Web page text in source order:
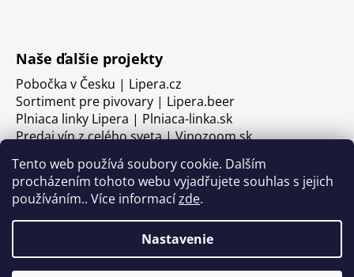
Tento web používá soubory cookie. Dalším
procházením tohoto webu vyjadřujete souhlas s jejich
používáním.. Více informacízde.
Nastavenie
Naše ďalšie projekty
Pobočka v Česku | Lipera.cz
Sortiment pre pivovary | Lipera.beer
Plniaca linky Lipera | Plniaca-linka.sk
Predaj vín z celého sveta | Vinozoom.sk